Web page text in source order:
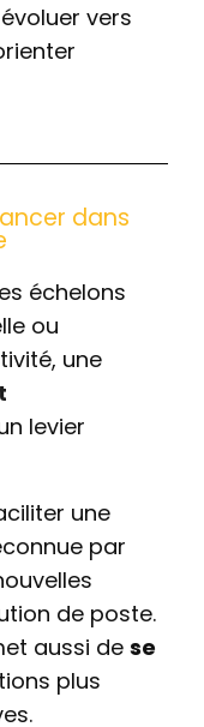
vers
dans
échelons
ou
une
levier
une
par
de poste.
aussi de se
plus